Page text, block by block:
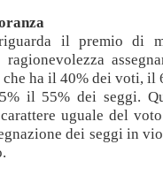
il premio di
ha il 40% dei voti, il
il 55% dei seggi.
uguale del
dei seggi in